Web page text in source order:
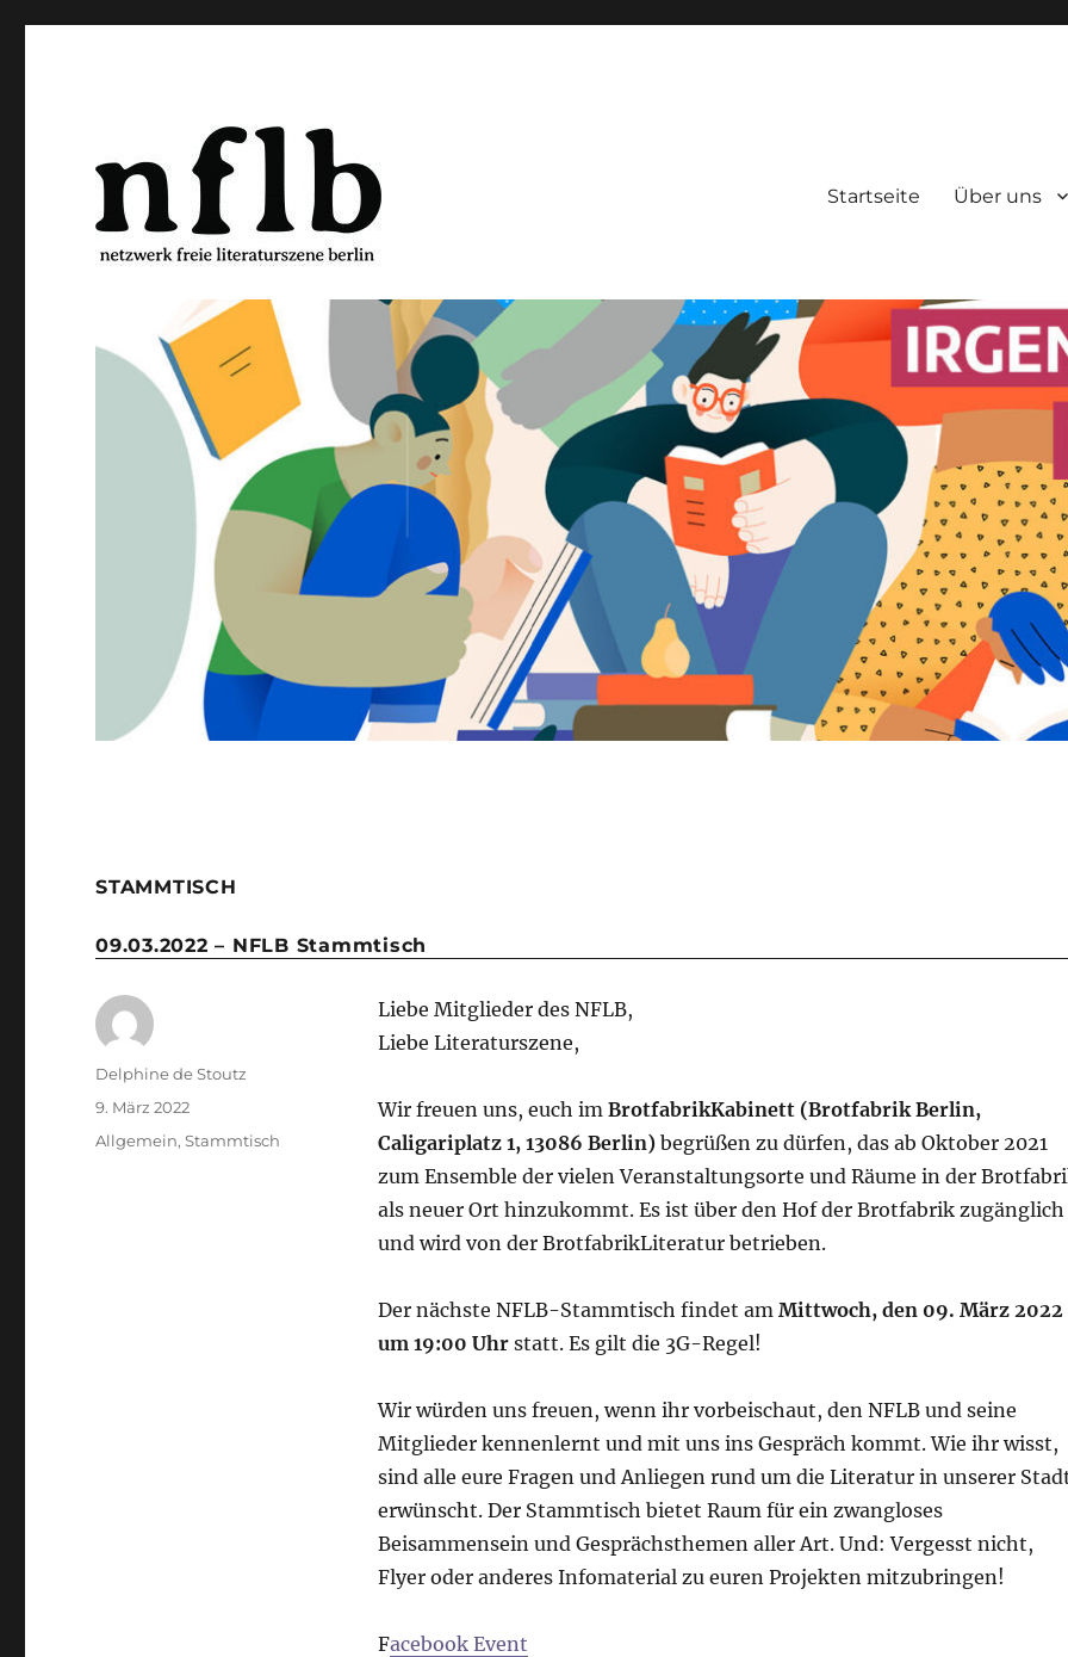
Netzwerk freie Literaturszene Berlin e.V.
Startseite Über uns
STAMMTISCH
09.03.2022 – NFLB Stammtisch
Liebe Mitglieder des NFLB,
Liebe Literaturszene,
Wir freuen uns, euch im BrotfabrikKabinett (Brotfabrik Berlin,
Caligariplatz 1, 13086 Berlin) begrüßen zu dürfen, das ab Oktober 2021
zum Ensemble der vielen Veranstaltungsorte und Räume in der
als neuer Ort hinzukommt. Es ist über den Hof der Brotfabrik zugänglich
und wird von der BrotfabrikLiteratur betrieben.
Der nächste NFLB-Stammtisch findet am Mittwoch, den 09. März 2022
um 19:00 Uhr statt. Es gilt die 3G-Regel!
Wir würden uns freuen, wenn ihr vorbeischaut, den NFLB und seine
Mitglieder kennenlernt und mit uns ins Gespräch kommt. Wie ihr wisst,
sind alle eure Fragen und Anliegen rund um die Literatur in unserer
erwünscht. Der Stammtisch bietet Raum für ein zwangloses
Beisammensein und Gesprächsthemen aller Art. Und: Vergesst nicht,
Flyer oder anderes Infomaterial zu euren Projekten mitzubringen!
Facebook Event
Delphine de Stoutz
9. März 2022
Allgemein,Stammtisch